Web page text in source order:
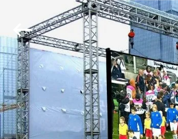
ΣΠΊΤΙ
ΠΡΟΪΌΝΤΑ
Technology
All
Rights
Reserved.